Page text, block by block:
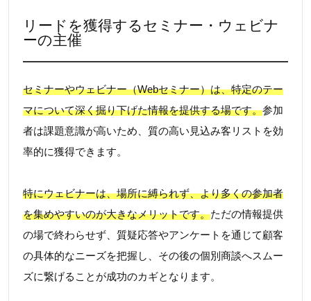
リードを獲得するセミナー・ウェビナ
ーの主催
セミナーやウェビナー（Webセミナー）は、特定のテー
マについて深く掘り下げた情報を提供する場です。参加
者は課題意識が高いため、質の高い見込み客リストを効
率的に獲得できます。
特にウェビナーは、場所に縛られず、より多くの参加者
を集めやすいのが大きなメリットです。ただの情報提供
の場で終わらせず、質疑応答やアンケートを通じて顧客
の具体的なニーズを把握し、その後の個別商談へスムー
ズに繋げることが成功のカギとなります。